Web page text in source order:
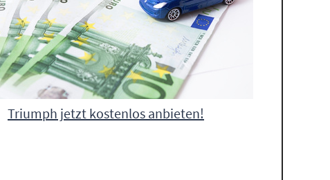
Triumph jetzt kostenlos anbieten!